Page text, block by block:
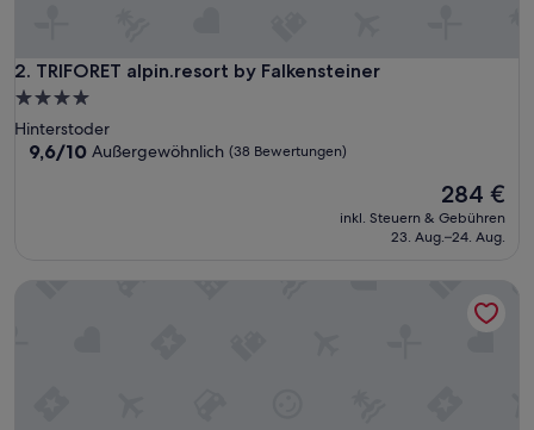
2. TRIFORET alpin.resort by Falkensteiner
TRIFORET alpin.resort by Falkensteiner
4.0-
Sterne-
Unterkunft
Hinterstoder
9.6
9,6/10 Außergewöhnlich (38 Bewertungen)
Der
Preis
beträgt
284 €
inkl. Steuern & Gebühren
23. Aug.–24. Aug.